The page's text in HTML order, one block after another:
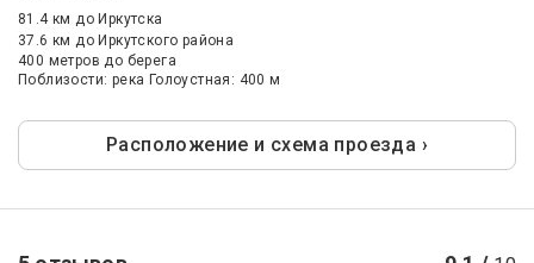
81.4 кмдо Иркутска
37.6 кмдо Иркутского района
400 метров до берега
Поблизости: река Голоустная: 400 м
Расположение и схема проезда ›